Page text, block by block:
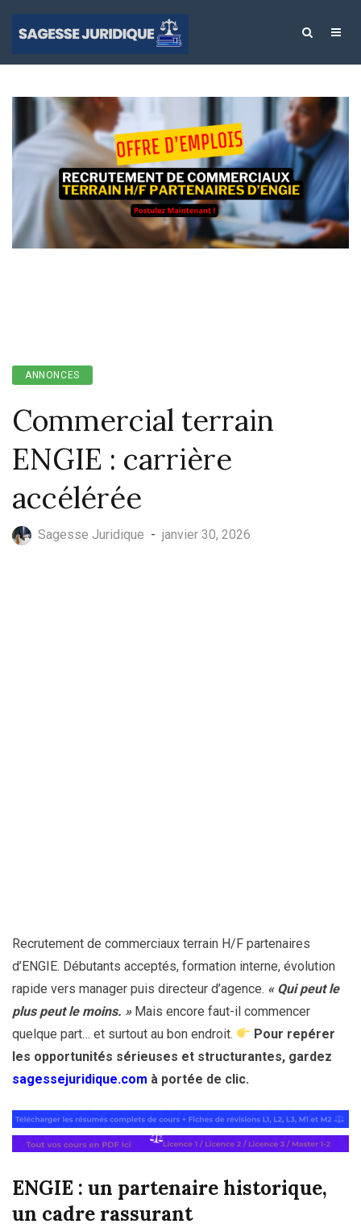
ANNONCES
Commercial terrain
ENGIE : carrière
accélérée
Sagesse Juridique - janvier 30, 2026
Recrutement de commerciaux terrain H/F partenaires
d’ENGIE. Débutants acceptés, formation interne, évolution
rapide vers manager puis directeur d’agence. « Qui peut le
plus peut le moins. » Mais encore faut-il commencer
quelque part… et surtout au bon endroit.
Pour repérer
les opportunités sérieuses et structurantes, gardez
sagessejuridique.com à portée de clic.
ENGIE : un partenaire historique,
un cadre rassurant